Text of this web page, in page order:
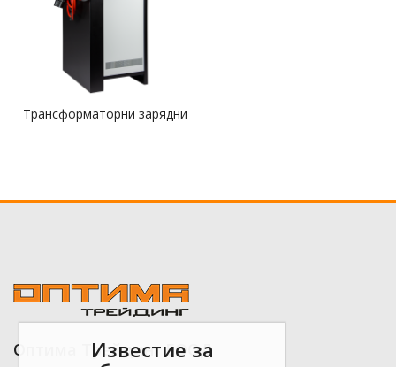
Трансформаторни зарядни
Оптима Трейдинг ЕООД
Известие за